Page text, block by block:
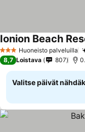
3 Tähtiluokitus
Huoneisto palveluilla
Ionion Beach
8,7 Loistava 807
Valitse päivät